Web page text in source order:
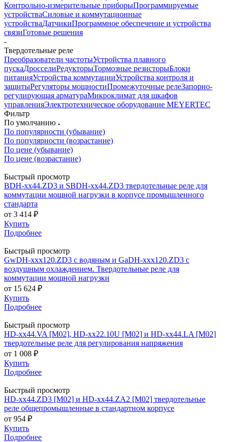
Контрольно-измерительные приборыПрограммируемые
устройстваСиловые и коммутационные
устройстваДатчикиПрограммное обеспечение и устройства
связиГотовые решения
-
Твердотельные реле
Преобразователи частотыУстройства плавного
пускаДросселиРедукторыТормозные резисторыБлоки
питанияУстройства коммутацииУстройства контроля и
защитыРегуляторы мощностиПромежуточные релеЗапорно-
регулирующая арматураМикроклимат для шкафов
управленияЭлектротехническое оборудование MEYERTEC
Фильтр
По умолчанию
По популярности (убывание)
По популярности (возрастание)
По цене (убывание)
По цене (возрастание)
Быстрый просмотр
BDH-xx44.ZD3 и SBDH-xx44.ZD3 твердотельные реле для
коммутации мощной нагрузки в корпусе промышленного
стандарта
от 3 414 ₽
Купить
Подробнее
Быстрый просмотр
GwDH-xxx120.ZD3 с водяным и GaDH-xxx120.ZD3 с
воздушным охлаждением. Твердотельные реле для
коммутации мощной нагрузки
от 15 624 ₽
Купить
Подробнее
Быстрый просмотр
HD-xx44.VA [M02], HD-xx22.10U [M02] и HD-xx44.LA [M02]
твердотельные реле для регулирования напряжения
от 1 008 ₽
Купить
Подробнее
Быстрый просмотр
HD-xx44.ZD3 [M02] и HD-xx44.ZA2 [M02] твердотельные
реле общепромышленные в стандартном корпусе
от 954 ₽
Купить
Подробнее